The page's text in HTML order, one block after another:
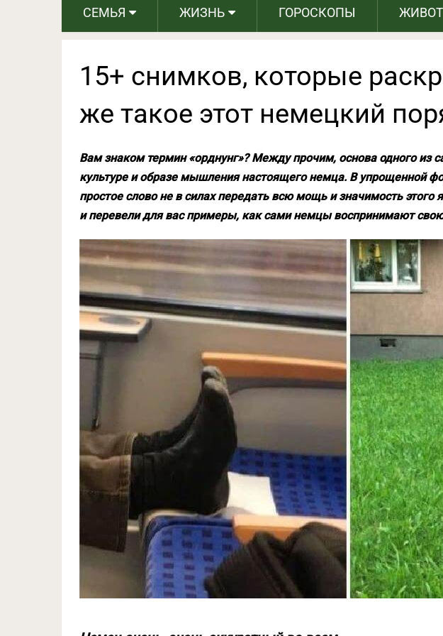
СЕМЬЯ ЖИЗНЬ ГОРОСКОПЫ
15+ снимков, которые
же такое этот немецкий
Вам знаком термин «орднунг»? Между прочим, основа одного из
культуре и образе мышления настоящего немца. В упрощенной
простое слово не в силах передать всю мощь и значимость
и перевели для вас примеры, как сами немцы воспринимают